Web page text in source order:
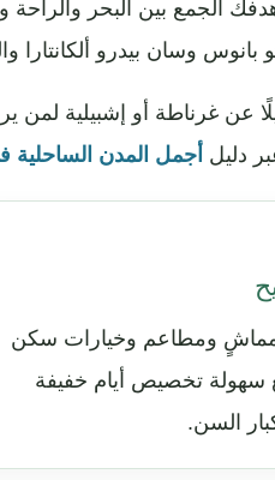
الجمع بين البحر والراحة
بانوس وسان بيدرو ألكانتارا
عن غرناطة أو إشبيلية لمن
دليل أجمل المدن الساحلية
ومطاعم وخيارات سكن
سهولة تخصيص أيام خفيفة
السن.